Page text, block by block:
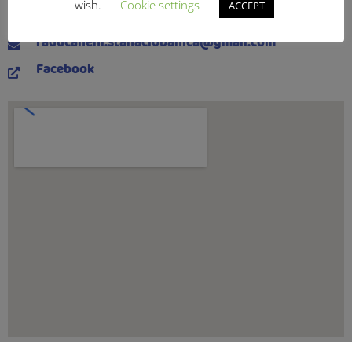
0753 323 624
raducaneni.stanaciobanica@gmail.com
Facebook
wish.
Cookie settings ACCEPT